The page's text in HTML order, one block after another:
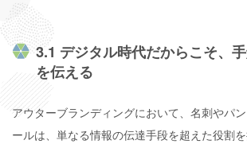
3.1 デジタル時代だからこそ、
を伝える
アウターブランディングにおいて、名刺やパ
ールは、単なる情報の伝達手段を超えた役割